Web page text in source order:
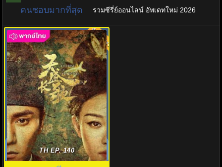
คนชอบมากที่สุด
รวมซีรี่ย์ออนไลน์ อัพเดทใหม่ 2026
หงสาประกาศิต (2018) The Rise
of Phoenixes พากย์ไทย EP.1-70
(จบ)
7.0 พากย์ไทย
TH EP. 140